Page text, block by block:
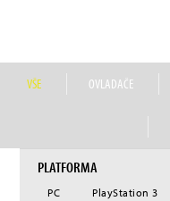
VŠE OVLADAČE
PLATFORMA
PC PlayStation 3